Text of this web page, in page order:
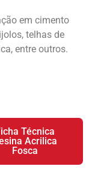
em cimento
telhas de
entre outros.
Técnica
Acrilica
Fosca